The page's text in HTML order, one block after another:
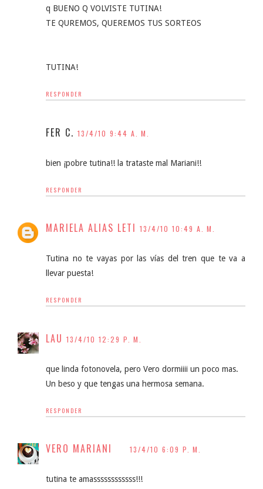
q BUENO Q VOLVISTE TUTINA!
TE QUREMOS, QUEREMOS TUS SORTEOS
TUTINA!
RESPONDER
FER C. 13/4/10 9:44 A. M.
bien ¡pobre tutina!! la trataste mal Mariani!!
RESPONDER
MARIELA ALIAS LETI 13/4/10 10:49 A. M.
Tutina no te vayas por las vías del tren que te va a
llevar puesta!
RESPONDER
LAU 13/4/10 12:29 P. M.
que linda fotonovela, pero Vero dormiiii un poco mas.
Un beso y que tengas una hermosa semana.
RESPONDER
VERO MARIANI 13/4/10 6:09 P. M.
tutina te amassssssssssss!!!